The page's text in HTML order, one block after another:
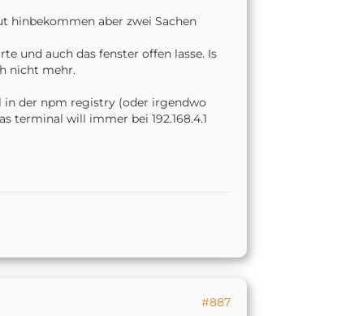
hinbekommen aber zwei Sachen
und auch das fenster offen lasse. Is
nicht mehr.
in der npm registry (oder irgendwo
terminal will immer bei 192.168.4.1
#887